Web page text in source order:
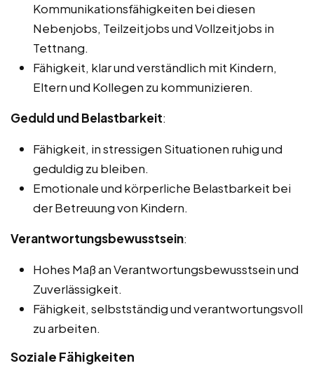
Kommunikationsfähigkeiten bei diesen
Nebenjobs, Teilzeitjobs und Vollzeitjobs in
Tettnang.
Fähigkeit, klar und verständlich mit Kindern,
Eltern und Kollegen zu kommunizieren.
Geduld und Belastbarkeit:
Fähigkeit, in stressigen Situationen ruhig und
geduldig zu bleiben.
Emotionale und körperliche Belastbarkeit bei
der Betreuung von Kindern.
Verantwortungsbewusstsein:
Hohes Maß an Verantwortungsbewusstsein und
Zuverlässigkeit.
Fähigkeit, selbstständig und verantwortungsvoll
zu arbeiten.
Soziale Fähigkeiten